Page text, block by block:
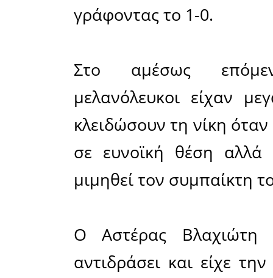
της
άξονα
άκρα της
Τάτος
Το ματς